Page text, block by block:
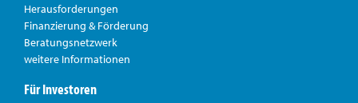
Herausforderungen
Finanzierung & Förderung
Beratungsnetzwerk
weitere Informationen
Für Investoren